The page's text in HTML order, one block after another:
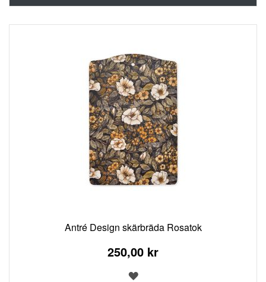
Antré Design skärbräda Rosatok
250,00 kr
LÄGG